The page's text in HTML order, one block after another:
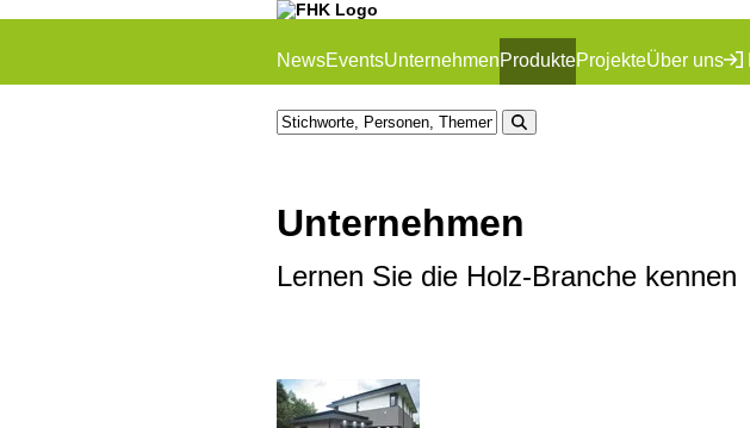
NewsEventsUnternehmenProdukteProjekteÜber uns
Unternehmen
Lernen Sie die Holz-Branche kennen